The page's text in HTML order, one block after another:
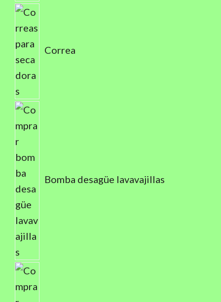
Correa
Bomba desagüe lavavajillas